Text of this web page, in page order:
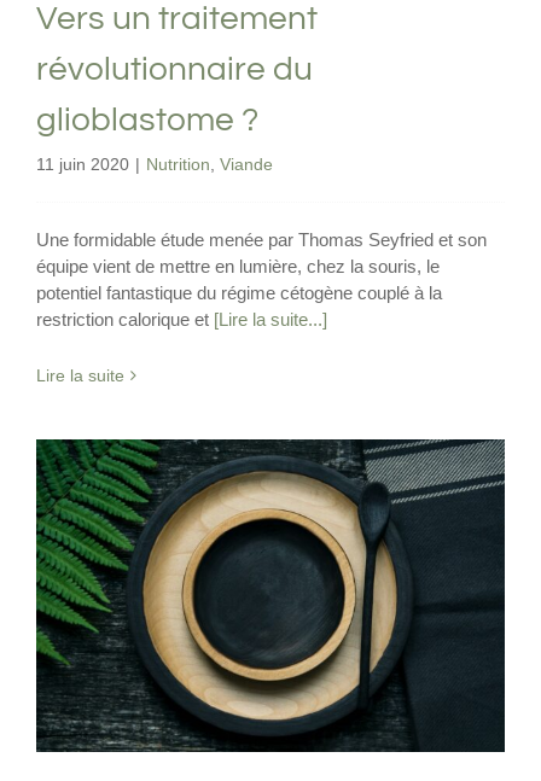
Vers un traitement
révolutionnaire du
glioblastome ?
11 juin 2020 | Nutrition, Viande
Une formidable étude menée par Thomas Seyfried et son
équipe vient de mettre en lumière, chez la souris, le
potentiel fantastique du régime cétogène couplé à la
restriction calorique et [Lire la suite...]
Lire la suite
Les bienfaits du jeûne intermittent
Jeûne Intermittent